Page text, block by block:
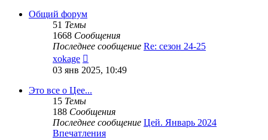
Общий форум
51 Темы
1668 Сообщения
Последнее сообщение Re: сезон 24-25
xokage
к
03 янв 2025, 10:49
Это все о Цее...
15 Темы
188 Сообщения
Последнее сообщение Цей. Январь 2024
Впечатления